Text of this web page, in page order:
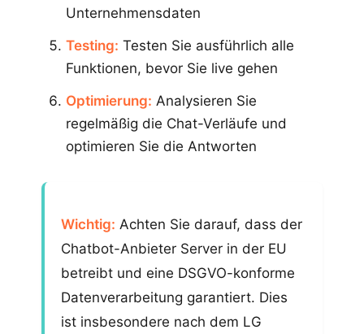
Unternehmensdaten
Testing: Testen Sie ausführlich alle
Funktionen, bevor Sie live gehen
Optimierung: Analysieren Sie
regelmäßig die Chat-Verläufe und
optimieren Sie die Antworten
Wichtig: Achten Sie darauf, dass der
Chatbot-Anbieter Server in der EU
betreibt und eine DSGVO-konforme
Datenverarbeitung garantiert. Dies
ist insbesondere nach dem LG